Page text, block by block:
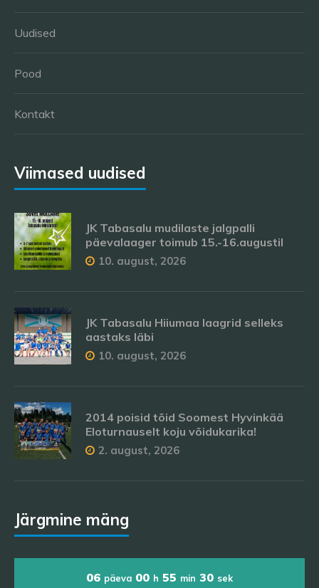
Uudised
Pood
Kontakt
Viimased uudised
JK Tabasalu mudilaste jalgpalli
päevalaager toimub 15.-16.augustil
10. august, 2026
JK Tabasalu Hiiumaa laagrid selleks
aastaks läbi
10. august, 2026
2014 poisid tõid Soomest Hyvinkää
Eloturnauselt koju võidukarika!
2. august, 2026
Järgmine mäng
06 päeva 00 h 55 min 30 sek